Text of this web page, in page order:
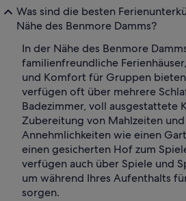
Was sind die besten
Nähe des Benmore Damms?
In der Nähe des Benmore
familienfreundliche
und Komfort für Gruppen
verfügen oft über mehrere
Badezimmer, voll ausgestattete
Zubereitung von Mahlzeiten
Annehmlichkeiten wie einen
einen gesicherten Hof zum
verfügen auch über Spiele und
um während Ihres Aufenthalts
sorgen.